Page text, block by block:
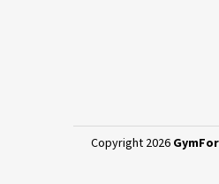
Copyright 2026